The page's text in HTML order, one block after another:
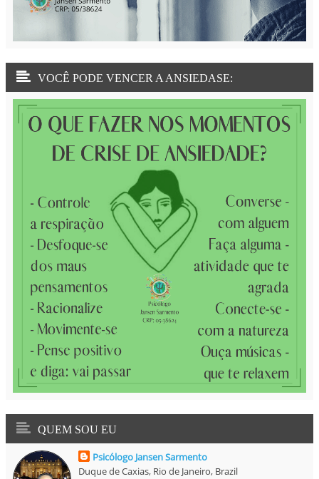
VOCÊ PODE VENCER A ANSIEDASE:
QUEM SOU EU
Psicólogo Jansen Sarmento
Duque de Caxias, Rio de Janeiro, Brazil